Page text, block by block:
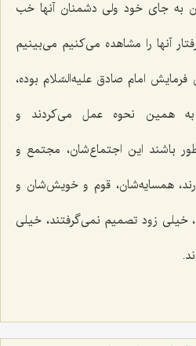
به جای خود ولی دشمنان آنها خب
آنها را مشاهده می‌كنیم می‌بینیم
امام صادق علیه‌السّلام بوده،
به همین نحوه عمل می‌كردند و
باشند این اجتماع‌شان، مجتمع و
همسایه‌شان، قوم و خویش‌شان و
خیلی زود تصمیم نمی‌گرفتند، خیلی